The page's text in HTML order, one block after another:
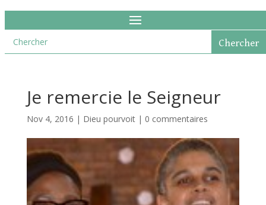
Je remercie le Seigneur
Nov 4, 2016 | Dieu pourvoit| 0 commentaires